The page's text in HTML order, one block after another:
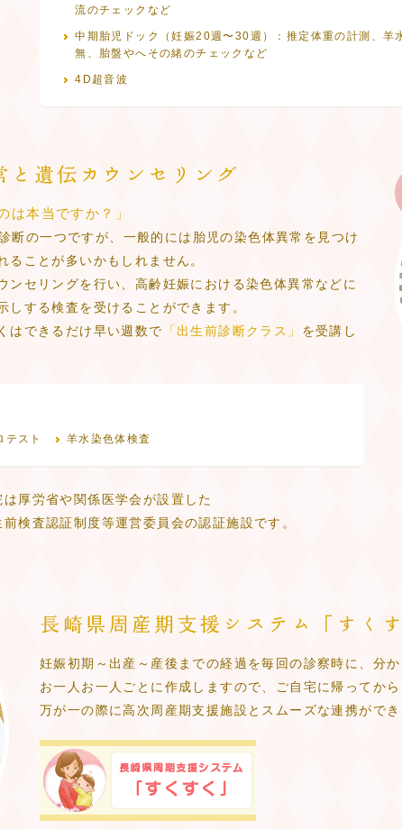
流のチェックなど
中期胎児ドック（妊娠20週〜30週）：推定体重の計測、羊
無、胎盤やへその緒のチェックなど
4D超音波
は本当ですか？」
断の一つですが、一般的には胎児の染色体異常を見つけ
ことが多いかもしれません。
ンセリングを行い、高齢妊娠における染色体異常などに
する検査を受けることができます。
はできるだけ早い週数で
「出生前診断クラス」 を受講し
テスト 羊水染色体検査
は厚労省や関係医学会が設置した
前検査認証制度等運営委員会の認証施設です。
妊娠初期～出産～産後までの経過を毎回の診察時に、分
お一人お一人ごとに作成しますので、ご自宅に帰ってか
万が一の際に高次周産期支援施設とスムーズな連携がで